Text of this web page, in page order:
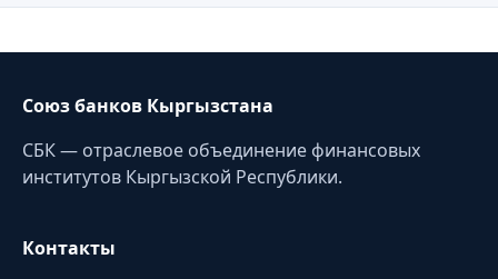
Союз банков Кыргызстана
СБК — отраслевое объединение финансовых
институтов Кыргызской Республики.
Контакты